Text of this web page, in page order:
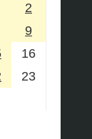
2
9
16
23